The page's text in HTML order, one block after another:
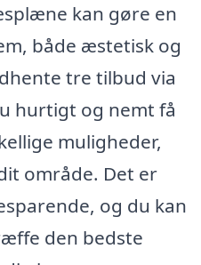
kan gøre en
både æstetisk og
tre tilbud via
hurtigt og nemt få
muligheder,
område. Det er
og du kan
den bedste